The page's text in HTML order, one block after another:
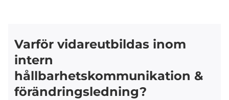
Varför vidareutbildas inom
intern
hållbarhetskommunikation &
förändringsledning?